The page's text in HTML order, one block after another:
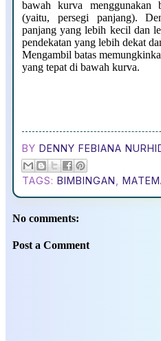
bawah kurva menggunakan
(yaitu, persegi panjang).
panjang yang lebih kecil dan
pendekatan yang lebih dekat
Mengambil batas
yang tepat di bawah kurva.
BY DENNY FEBIANA
TAGS: BIMBINGAN
No comments:
Post a Comment